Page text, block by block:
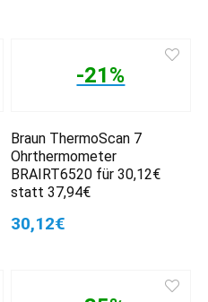
-21%
Braun ThermoScan 7
Ohrthermometer
BRAIRT6520 für 30,12€
statt 37,94€
30,12€